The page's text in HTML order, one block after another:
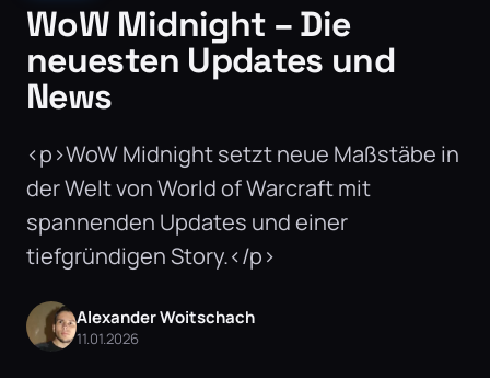
WoW Midnight – Die
neuesten Updates und
News
<p>WoW Midnight setzt neue Maßstäbe in
der Welt von World of Warcraft mit
spannenden Updates und einer
tiefgründigen Story.</p>
Alexander Woitschach
11.01.2026